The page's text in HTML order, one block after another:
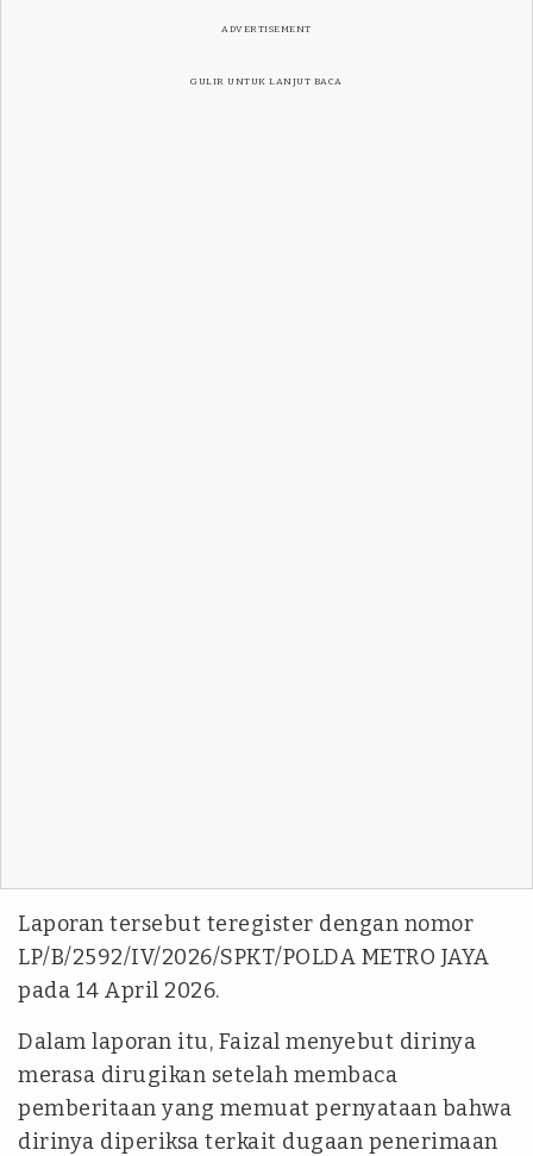
ADVERTISEMENT
GULIR UNTUK LANJUT BACA
Laporan tersebut teregister dengan nomor
LP/B/2592/IV/2026/SPKT/POLDA METRO JAYA
pada 14 April 2026.
Dalam laporan itu, Faizal menyebut dirinya
merasa dirugikan setelah membaca
pemberitaan yang memuat pernyataan bahwa
dirinya diperiksa terkait dugaan penerimaan